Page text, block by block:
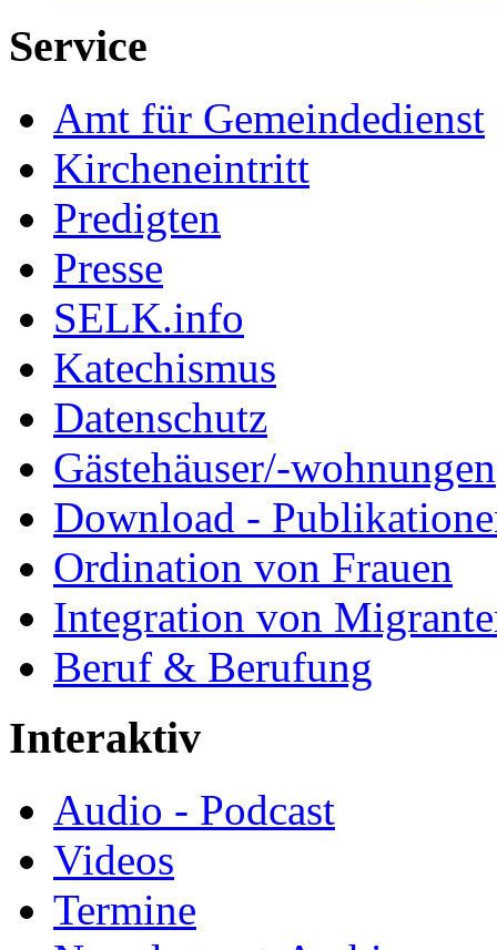
Service
Amt für Gemeindedienst
Kircheneintritt
Predigten
Presse
SELK.info
Katechismus
Datenschutz
Gästehäuser/-wohnungen
Download -
Ordination von Frauen
Integration von
Beruf & Berufung
Interaktiv
Audio - Podcast
Videos
Termine